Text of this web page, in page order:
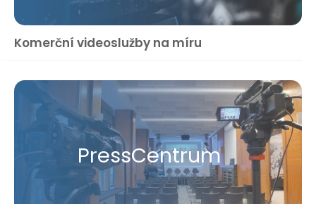
Komerční videoslužby na míru
Press​Centrum